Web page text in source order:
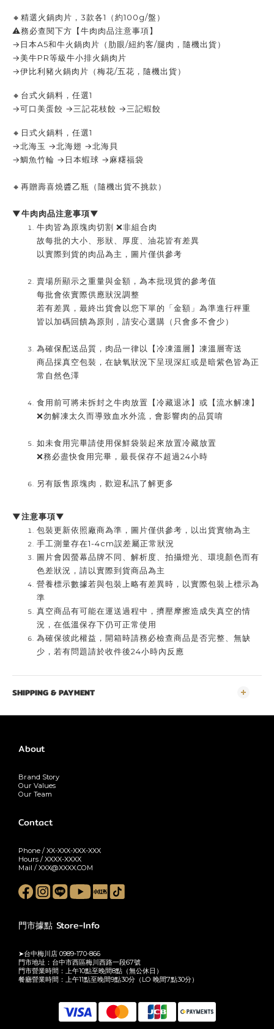
🔸精選火鍋肉片，3款各1（約100g/盤）
⚠務必查閱下方【牛肉肉品注意事項】
→日本A5和牛火鍋肉片（肋眼/紐約客/腿肉，隨機出貨）
→美牛PR等級牛小排火鍋肉片
→伊比利豬火鍋肉片（梅花/五花，隨機出貨）
🔸台式火鍋料，任選1
→可口美蛋餃 →三記花枝餃 →三記蝦餃
🔸日式火鍋料， 任選1
→北海玉 →北海翅 →北海貝
→鯛魚竹輪 →日本蝦球 →麻糬福袋
🔸 再贈壽喜燒醬乙瓶（隨機出貨不挑款）
▼牛肉肉品注意事項▼
牛肉皆為原塊肉切割 ❌非組合肉
故每批的大小、形狀、厚度、油花皆有差異
以實際到貨的肉品為主，圖片僅供參考
賣場所顯示之重量與金額，為本批現貨的參考值
每批會依實際供應狀況調整
若有差異，最終出貨會以您下單的「金額」為準進行秤重
皆以加碼回饋為原則，請安心選購（只會多不會少）
為確保配送品質，肉品一律以【冷凍溫層】凍溫層寄送
商品採真空包裝，在缺氧狀況下呈現深紅或是暗紫色皆為正
常自然色澤
食用前可將未拆封之牛肉放置【冷藏退冰】或【流水解凍】
❌勿解凍太久而導致血水外流，會影響肉的品質唷
如未食用完畢請使用保鮮袋裝起來放置冷藏放置
❌務必盡快食用完畢，最長保存不超過24小時
另有販售原塊肉，歡迎私訊了解更多
▼注意事項▼
包裝更新依照廠商為準，圖片僅供參考，以出貨實物為主
手工測量存在1-4cm誤差屬正常狀況
圖片會因螢幕品牌不同、解析度、拍攝燈光、環境顏色而有
色差狀況，請以實際到貨商品為主
營養標示數據若與包裝上略有差異時，以實際包裝上標示為
準
真空商品有可能在運送過程中，擠壓摩擦造成失真空的情
況，在低溫保存下仍可正常使用
為確保彼此權益，開箱時請務必檢查商品是否完整、無缺
少，若有問題請於收件後24小時內反應
SHIPPING & PAYMENT
About
Brand Story
Our Values
Our Team
Contact
Phone / XX-XXX-XXX-XXX
Hours / XXXX-XXXX
Mail / XXX@XXXX.COM
門市據點 Store-Info
➤台中梅川店 0989-170-866
門市地址：台中市西區梅川西路一段67號
門市營業時間：上午10點至晚間8點（無公休日）
餐廳營業時間：上午11點至晚間9點30分（LO 晚間7點30分）